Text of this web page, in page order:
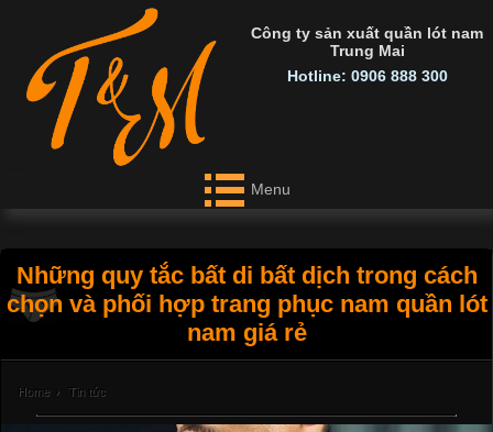
Công ty sản xuất quần lót nam
Trung Mai
Hotline: 0906 888 300
Menu
Những quy tắc bất di bất dịch trong cách
chọn và phối hợp trang phục nam quần lót
nam giá rẻ
Home › Tin tức